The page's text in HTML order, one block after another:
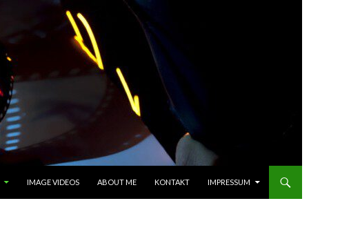
IMAGE VIDEOS ABOUT ME KONTAKT IMPRESSUM